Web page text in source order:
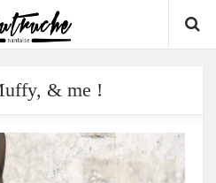
& me !